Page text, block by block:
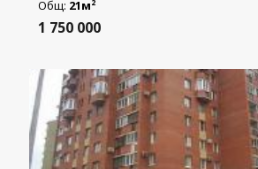
Общ: 21м2
1 750 000